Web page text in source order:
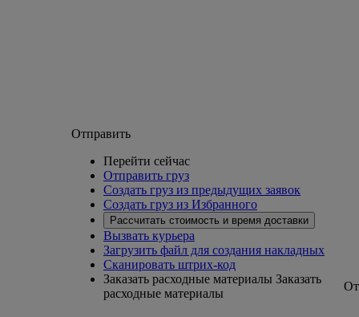
Отправить
Перейти сейчас
Отправить груз
Создать груз из предыдущих заявок
Создать груз из Избранного
Рассчитать стоимость и время доставки
Вызвать курьера
Загрузить файл для создания накладных
Сканировать штрих-код
Заказать расходные материалы Заказать
расходные материалы